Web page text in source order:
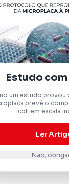
Estudo com
um estudo provou
prevê o
coli em escala
Ler
Não,